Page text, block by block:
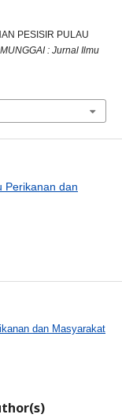
PESISIR PULAU
MUNGGAI : Jurnal Ilmu
Perikanan dan
dan Masyarakat